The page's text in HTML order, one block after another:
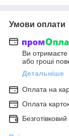
Умови оплати
Ви
або гроші
Детальніше
Оплата на
Оплата